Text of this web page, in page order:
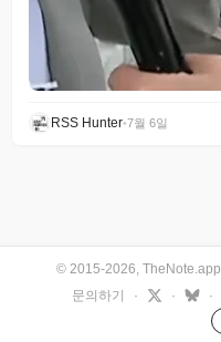
RSS Hunter•7월 6일
© 2015-2026, TheNote.app
문의하기
· · ·